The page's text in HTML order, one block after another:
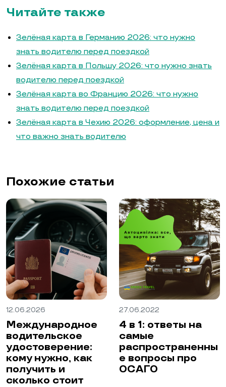
Читайте также
Зелёная карта в Германию 2026: что нужно
знать водителю перед поездкой
Зелёная карта в Польшу 2026: что нужно знать
водителю перед поездкой
Зелёная карта во Францию 2026: что нужно
знать водителю перед поездкой
Зелёная карта в Чехию 2026: оформление, цена и
что важно знать водителю
Похожие статьи
12.06.2026
Международное
водительское
удостоверение:
кому нужно, как
получить и
сколько стоит
27.06.2022
4 в 1: ответы на
самые
распространенны
е вопросы про
ОСАГО